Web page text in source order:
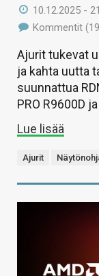
10.12.2025 -
Kommentit
Ajurit tukevat
ja kahta uutta
suunnattua
PRO R9600D
Lue lisää
Ajurit